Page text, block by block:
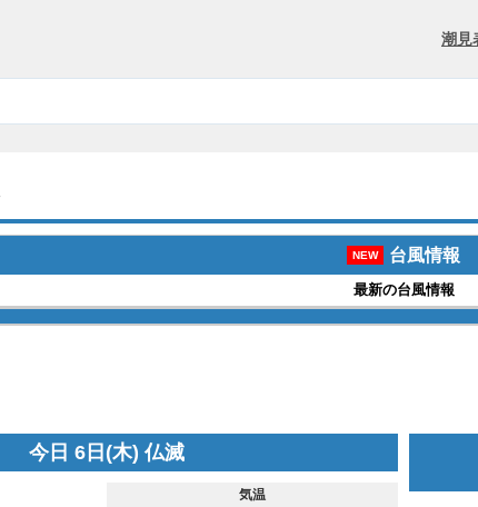
潮見
NEW 台風情報
最新の台風情報
今日 6日(木) 仏滅
気温